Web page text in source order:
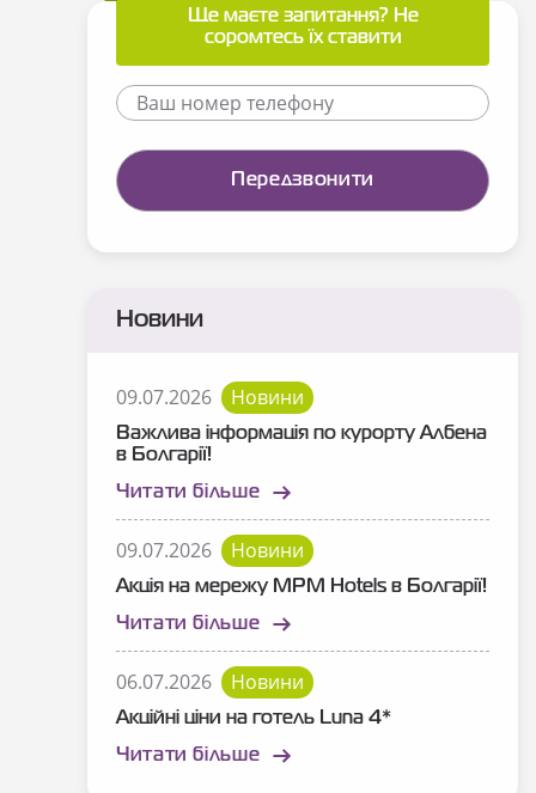
Ще маєте запитання? Не
соромтесь їх ставити
Новини
09.07.2026 Новини
Важлива інформація по курорту Албена
в Болгарії!
Читати більше
09.07.2026 Новини
Акція на мережу MPM Hotels в Болгарії!
Читати більше
06.07.2026 Новини
Акційні ціни на готель Luna 4*
Читати більше